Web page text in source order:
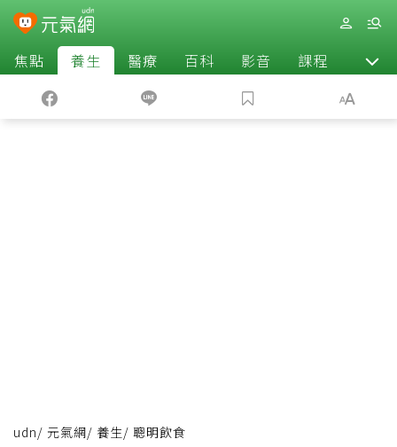
焦點 養生 醫療 百科 影音 課程 退休
udn/ 元氣網/ 養生/ 聰明飲食